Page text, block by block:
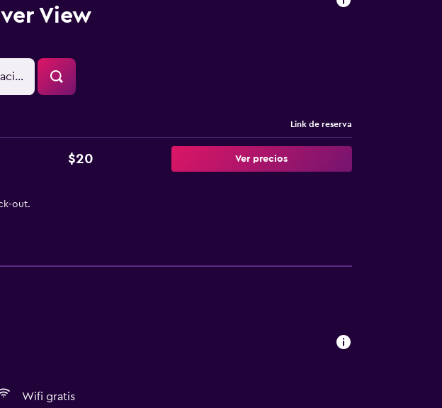
View
Link de reserva
$20 Ver precios
out.
Wifi gratis